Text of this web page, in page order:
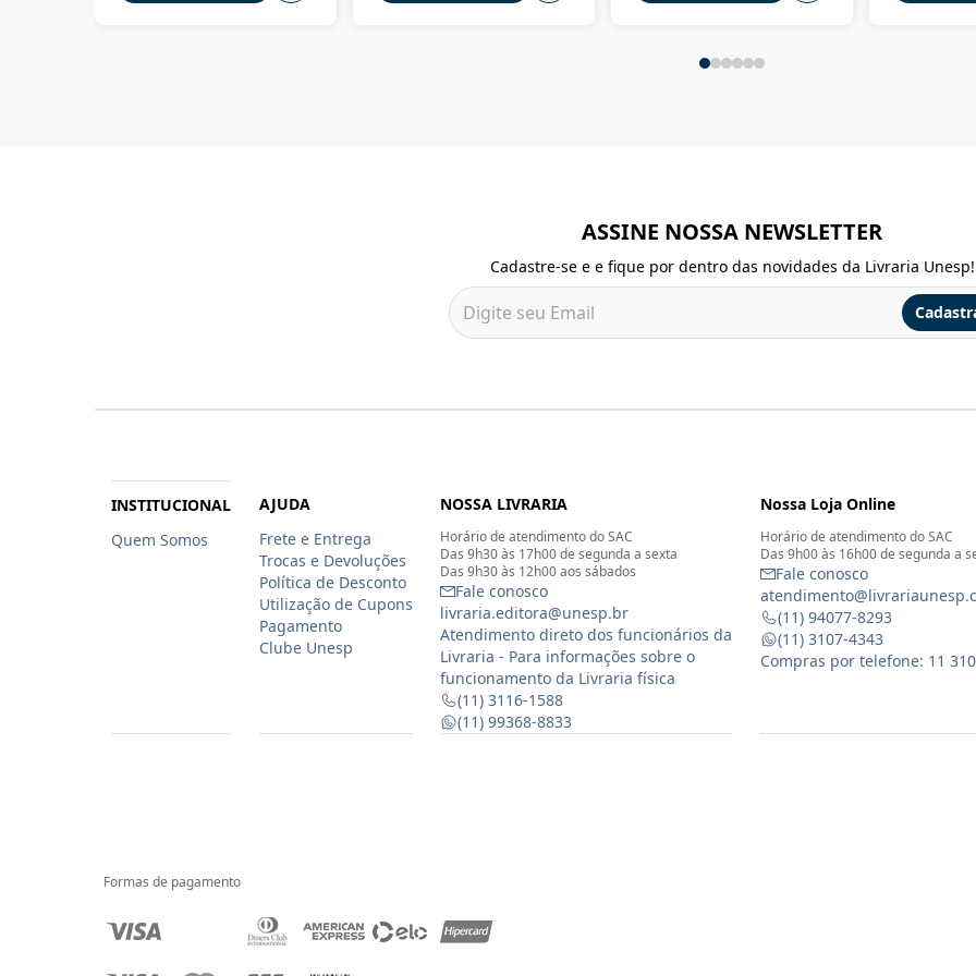
ASSINE NOSSA NEWSLETTER
Cadastre-se e e fique por dentro das novidades da Livraria Unesp!
INSTITUCIONAL
Quem Somos
AJUDA
Frete e Entrega
Trocas e Devoluções
Política de Desconto
Utilização de Cupons
Pagamento
Clube Unesp
NOSSA LIVRARIA
Horário de atendimento do SAC
Das 9h30 às 17h00 de segunda a sexta
Das 9h30 às 12h00 aos sábados
Fale conosco
livraria.editora@unesp.br
Atendimento direto dos funcionários da
Livraria - Para informações sobre o
funcionamento da Livraria física
(11) 3116-1588
(11) 99368-8833
Nossa Loja Online
Horário de atendimento do SAC
Das 9h00 às 16h00 de segunda a
Fale conosco
(11) 94077-8293
(11) 3107-4343
Compras por telefone: 11
Formas de pagamento